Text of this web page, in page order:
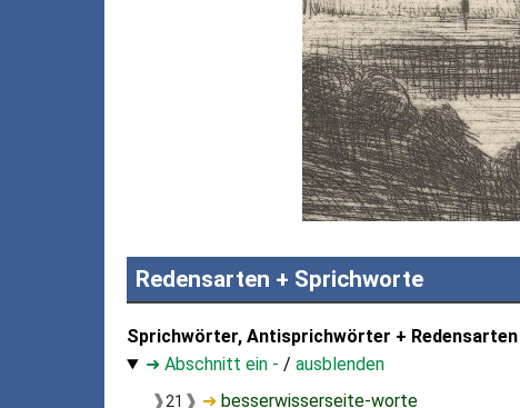
Redensarten + Sprichworte
Sprichwörter, Antisprichwörter +
➜ Abschnitt ein - /ausblenden
❱21 ❱ ➜ besserwisserseite-worte